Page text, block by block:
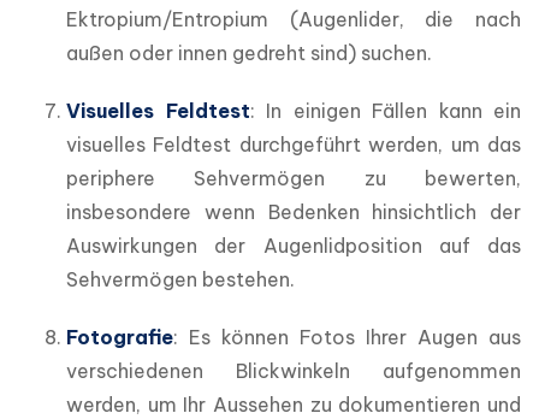
Ektropium/Entropium (Augenlider, die nach
außen oder innen gedreht sind) suchen.
Visuelles Feldtest: In einigen Fällen kann ein
visuelles Feldtest durchgeführt werden, um das
periphere Sehvermögen zu bewerten,
insbesondere wenn Bedenken hinsichtlich der
Auswirkungen der Augenlidposition auf das
Sehvermögen bestehen.
Fotografie: Es können Fotos Ihrer Augen aus
verschiedenen Blickwinkeln aufgenommen
werden, um Ihr Aussehen zu dokumentieren und